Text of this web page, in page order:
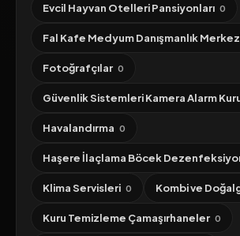
Evcil Hayvan Otelleri Pansiyonları 0
Fal Kafe Medyum Danışmanlık
Fotoğrafçılar 0
Güvenlik Sistemleri Kamera Alarm
Havalandırma 0
Haşere İlaçlama Böcek
Klima Servisleri 0 Kombi ve
Kuru Temizleme Çamaşırhaneler 0